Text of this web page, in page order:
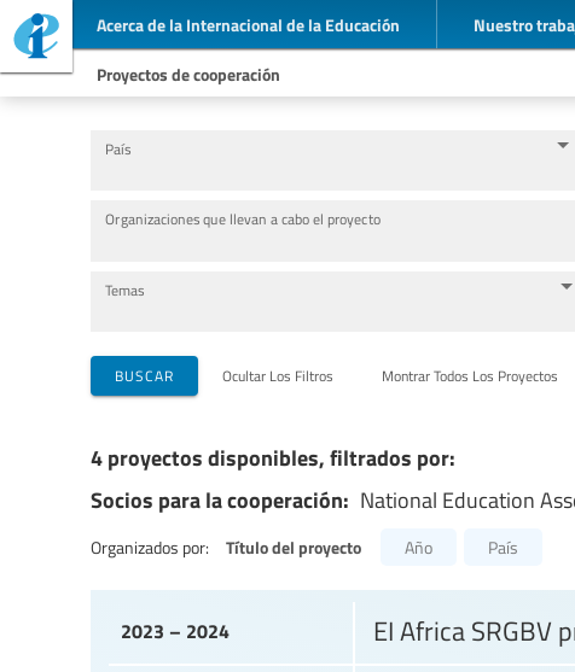
Acerca de la Internacional de la Educación Nuestro
Proyectos de cooperación
País
Organizaciones que llevan a cabo el proyecto
Temas
BUSCAR Ocultar Los Filtros Montrar Todos Los Proyectos
4 proyectos disponibles, filtrados por:
Socios para la cooperación: National Education
Organizados por: Título del proyecto Año País
2023 – 2024 EI Africa SRGBV